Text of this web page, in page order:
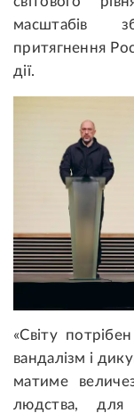
масштабів
притягнення
дії.
«Світу
вандалізм і
матиме
людства, для